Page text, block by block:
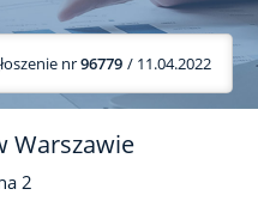
nr96779 / 11.04.2022
Warszawie
2